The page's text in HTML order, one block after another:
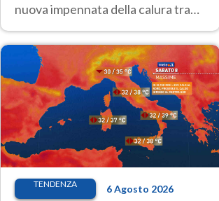
nuova impennata della calura tra
anche al Nord.
TENDENZA 6 Agosto 2026